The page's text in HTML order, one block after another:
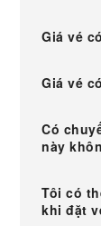
Giá vé
Giá vé
Có
này
Tôi có
khi đặt